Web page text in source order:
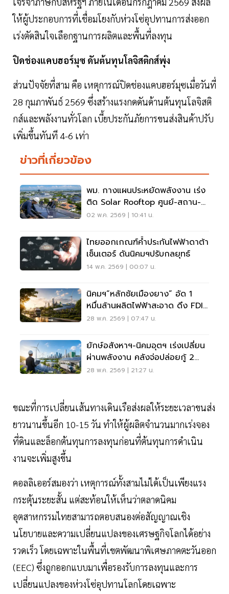
ให้ผู้ประกอบการที่เชื่อมโยงกับห่วงโซ่อุปทานการส่งออก
เร่งตัดสินใจเลือกฐานการผลิตและพื้นที่ลงทุน
ปิดช่องแคบฮอร์มุซ ดันต้นทุนโลจิสติกส์พุ่ง
ส่วนปัจจัยที่สาม คือ เหตุการณ์ปิดช่องแคบฮอร์มุซเมื่อวันที่
28 กุมภาพันธ์ 2569 ซึ่งสร้างแรงกดดันด้านต้นทุนโลจิสติ
กส์และพลังงานทั่วโลก เบี้ยประกันภัยการขนส่งสินค้าปรับ
เพิ่มขึ้นทันที 4-6 เท่า
ข่าวที่เกี่ยวข้อง
พม. กางแผนประหยัดพลังงาน เร่ง
ติด Solar Rooftop ศูนย์-สถาน-
บ้าน-นิคม ทั่วประเทศ ลดค่าใช้จ่าย
02 พ.ค. 2569 | 10:41 น.
ไทยออกเกณฑ์ค้ำประกันไฟฟ้าดาต้า
เซ็นเตอร์ ดันนิคมฯปรับกลยุทธ์
14 พ.ค. 2569 | 00:07 น.
นิคมฯ“หลักชัยเมืองยาง” อัด 1
หมื่นล้านผลิตไฟฟ้าสะอาด ดึง FDI
เข้าไทย
28 พ.ค. 2569 | 07:47 น.
ยักษ์อสังหาฯ-นิคมอุตฯ เร่งเปลี่ยน
ผ่านพลังงาน คลังจ่อปล่อยกู้ 2
แสนล้าน
28 พ.ค. 2569 | 21:27 น.
ขณะที่การเปลี่ยนเส้นทางเดินเรือส่งผลให้ระยะเวลาขนส่ง
ยาวนานขึ้นอีก 10-15 วัน ทำให้ผู้ผลิตจำนวนมากเร่งจอง
ที่ดินและล็อกต้นทุนการลงทุนก่อนที่ต้นทุนการดำเนิน
งานจะเพิ่มสูงขึ้น
คอลลิเออร์สมองว่า เหตุการณ์ทั้งสามไม่ได้เป็นเพียงแรง
กระตุ้นระยะสั้น แต่สะท้อนให้เห็นว่าตลาดนิคม
อุตสาหกรรมไทยสามารถตอบสนองต่อสัญญาณเชิง
นโยบายและความเปลี่ยนแปลงของเศรษฐกิจโลกได้อย่าง
รวดเร็ว โดยเฉพาะในพื้นที่เขตพัฒนาพิเศษภาคตะวันออก
(EEC) ซึ่งถูกออกแบบมาเพื่อรองรับการลงทุนและการ
เปลี่ยนแปลงของห่วงโซ่อุปทานโลกโดยเฉพาะ